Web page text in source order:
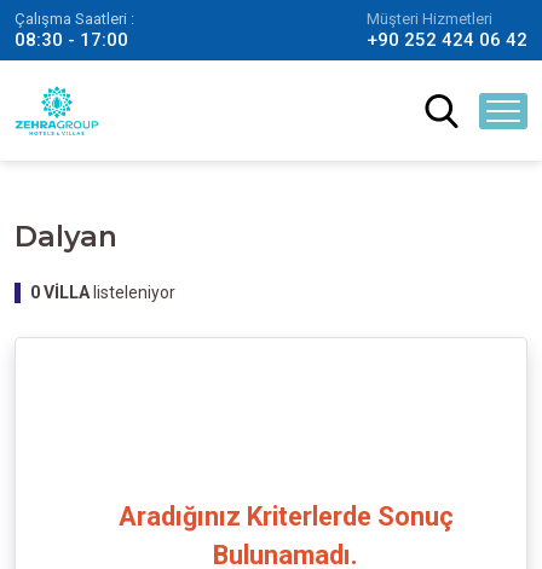
Çalışma Saatleri :
08:30 - 17:00
Müşteri Hizmetleri
+90 252 424 06 42
Dalyan
0VİLLA listeleniyor
Aradığınız Kriterlerde Sonuç
Bulunamadı.